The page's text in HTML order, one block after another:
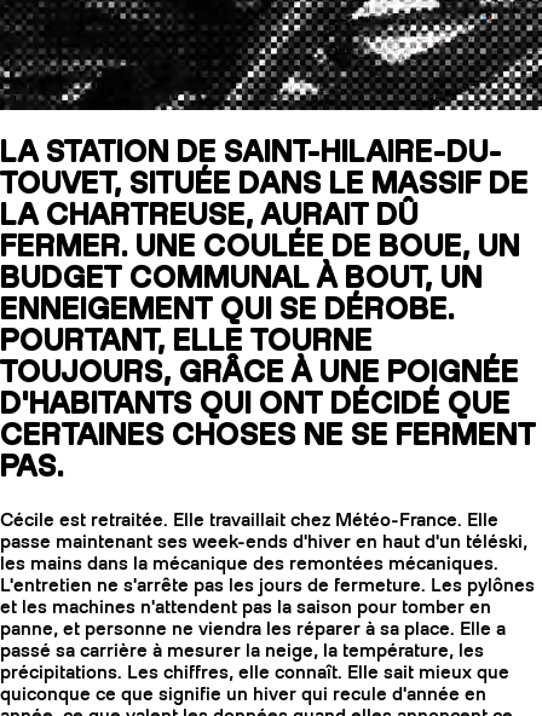
SLAP 104
LITE
SLAP 92
UBAC 102
BÂTONS
LA STATION DE SAINT-HILAIRE-DU-
TOUVET, SITUÉE DANS LE MASSIF DE
LA CHARTREUSE, AURAIT DÛ
FERMER. UNE COULÉE DE BOUE, UN
BUDGET COMMUNAL À BOUT, UN
ENNEIGEMENT QUI SE DÉROBE.
POURTANT, ELLE TOURNE
TOUJOURS, GRÂCE À UNE POIGNÉE
D'HABITANTS QUI ONT DÉCIDÉ QUE
CERTAINES CHOSES NE SE FERMENT
PAS.
Cécile est retraitée. Elle travaillait chez Météo-France. Elle
passe maintenant ses week-ends d'hiver en haut d'un téléski,
les mains dans la mécanique des remontées mécaniques.
L'entretien ne s'arrête pas les jours de fermeture. Les pylônes
et les machines n'attendent pas la saison pour tomber en
panne, et personne ne viendra les réparer à sa place. Elle a
passé sa carrière à mesurer la neige, la température, les
précipitations. Les chiffres, elle connaît. Elle sait mieux que
quiconque ce que signifie un hiver qui recule d'année en